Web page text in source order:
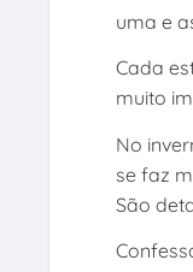
uma e
Cada
muito
No
se faz
São